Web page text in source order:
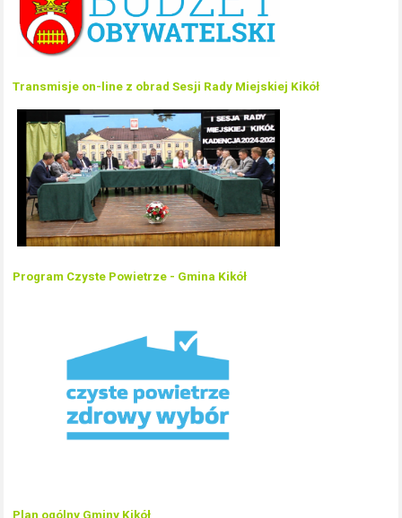
Transmisje on-line z obrad Sesji Rady Miejskiej Kikół
Program Czyste Powietrze - Gmina Kikół
Plan ogólny Gminy Kikół